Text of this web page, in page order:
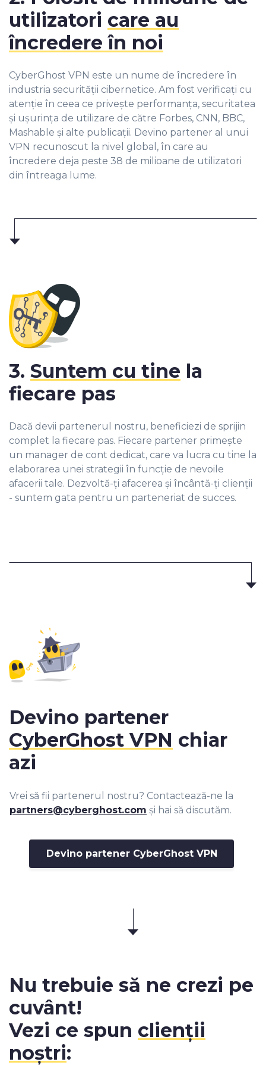
CyberGhost VPN este un nume de încredere în
industria securității cibernetice. Am fost verificați cu
atenție în ceea ce privește performanța, securitatea
și ușurința de utilizare de către Forbes, CNN, BBC,
Mashable și alte publicații. Devino partener al unui
VPN recunoscut la nivel global, în care au
încredere deja peste 38 de milioane de utilizatori
din întreaga lume.
utilizatori care au
încredere în noi
3. Suntem cu tine la
fiecare pas
Dacă devii partenerul nostru, beneficiezi de sprijin
complet la fiecare pas. Fiecare partener primește
un manager de cont dedicat, care va lucra cu tine la
elaborarea unei strategii în funcție de nevoile
afacerii tale. Dezvoltă-ți afacerea și încântă-ți clienții
- suntem gata pentru un parteneriat de succes.
Devino partener
CyberGhost VPN chiar
azi
Vrei să fii partenerul nostru? Contactează-ne la
partners@cyberghost.com și hai să discutăm.
Devino partener CyberGhost VPN
Nu trebuie să ne crezi pe
cuvânt!
Vezi ce spun clienții
noștri: